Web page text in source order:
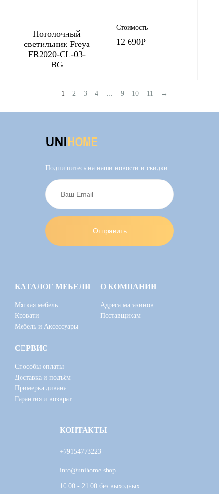
Потолочный
светильник Freya
FR2020-CL-03-
BG
Стоимость
12 690Р
1 2 3 4 9 10 11 →
Подпишитесь на наши новости и скидки
КАТАЛОГ МЕБЕЛИ
Мягкая мебель
Кровати
Мебель и Аксессуары
О КОМПАНИИ
Адреса магазинов
Поставщикам
СЕРВИС
Способы оплаты
Доставка и подъём
Примерка дивана
Гарантия и возврат
КОНТАКТЫ
+79154773223
info@unihome.shop
10:00 - 21:00 без выходных